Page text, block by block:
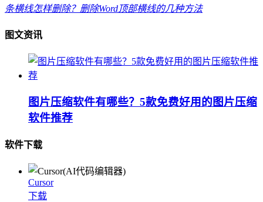
条横线怎样删除？删除Word顶部横线的几种方法
图文资讯
图片压缩软件有哪些？5款免费好用的图片压缩
软件推荐
软件下载
Cursor
下载